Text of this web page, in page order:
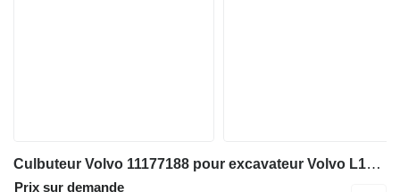
Culbuteur Volvo 11177188 pour excavateur Volvo L180E
Prix sur demande